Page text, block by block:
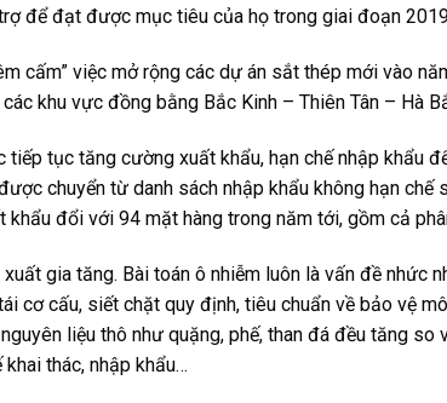
để đạt được mục tiêu của họ trong giai đoạn
cấm” việc mở rộng các dự án sắt thép mới vào
khu vực đồng bằng Bắc Kinh – Thiên Tân – Hà
tiếp tục tăng cường xuất khẩu, hạn chế nhập khẩu
chuyển từ danh sách nhập khẩu không hạn chế
khẩu đổi với 94 mặt hàng trong năm tới, gồm cả
gia tăng. Bài toán ô nhiễm luôn là vấn đề nhức
cơ cấu, siết chặt quy định, tiêu chuẩn về bảo vệ
liệu thô như quặng, phế, than đá đều tăng
thác, nhập khẩu…